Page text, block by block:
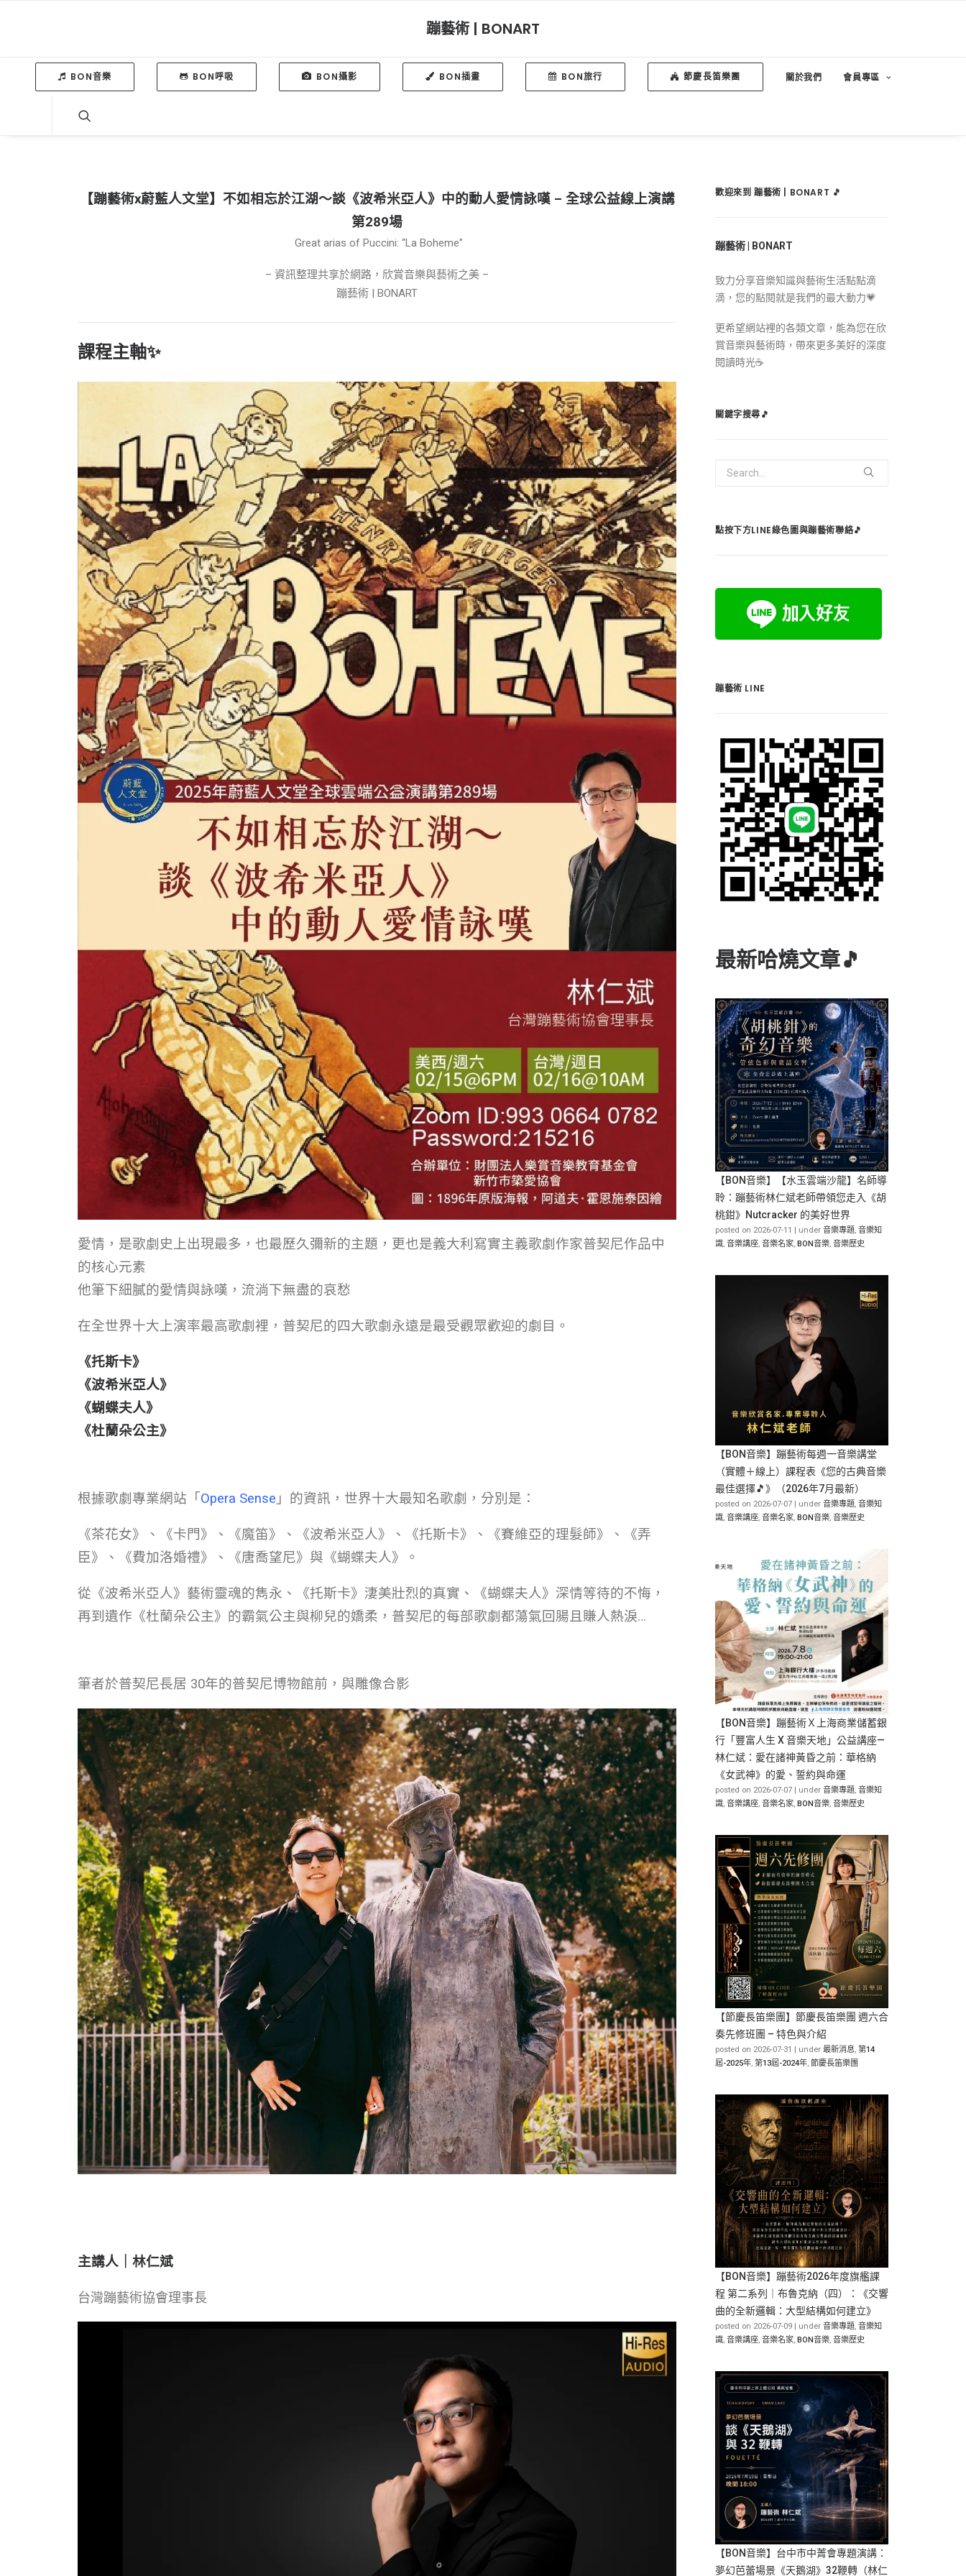
蹦藝術 | BONART
BON音樂 BON呼吸 BON攝影 BON插畫 BON旅行 節慶長笛樂團 關於我們 會員專區
【蹦藝術x蔚藍人文堂】不如相忘於江湖～談《波希米亞人》中的動人愛情詠嘆 – 全球公益線上演講
第289場
Great arias of Puccini: “La Boheme”
– 資訊整理共享於網路，欣賞音樂與藝術之美 –
蹦藝術 | BONART
課程主軸✨
愛情，是歌劇史上出現最多，也最歷久彌新的主題，更也是義大利寫實主義歌劇作家普契尼作品中
的核心元素
他筆下細膩的愛情與詠嘆，流淌下無盡的哀愁
在全世界十大上演率最高歌劇裡，普契尼的四大歌劇永遠是最受觀眾歡迎的劇目。
《托斯卡》
《波希米亞人》
《蝴蝶夫人》
《杜蘭朵公主》
根據歌劇專業網站「Opera Sense 」的資訊，世界十大最知名歌劇，分別是：
《茶花女》、《卡門》、《魔笛》、《波希米亞人》、《托斯卡》、《賽維亞的理髮師》、《弄
臣》、《費加洛婚禮》、《唐喬望尼》與《蝴蝶夫人》。
從《波希米亞人》藝術靈魂的雋永、《托斯卡》淒美壯烈的真實、《蝴蝶夫人》深情等待的不悔，
再到遺作《杜蘭朵公主》的霸氣公主與柳兒的嬌柔，普契尼的每部歌劇都蕩氣回腸且賺人熱淚…
筆者於普契尼長居 30年的普契尼博物館前，與雕像合影
主講人｜林仁斌
台灣蹦藝術協會理事長
歡迎來到 蹦藝術 | BONART 🎵
蹦藝術 | BONART
致力分享音樂知識與藝術生活點點滴
滴，您的點閱就是我們的最大動力💗
更希望網站裡的各類文章，能為您在欣
賞音樂與藝術時，帶來更多美好的深度
閱讀時光☕️
關鍵字搜尋🎵
點按下方LINE綠色圖與蹦藝術聯絡🎵
蹦藝術 LINE
最新哈燒文章🎵
【BON音樂】【水玉雲端沙龍】名師導
聆：蹦藝術林仁斌老師帶領您走入《胡
桃鉗》Nutcracker 的美好世界
posted on 2026-07-11 | under 音樂專題, 音樂知
識, 音樂講座, 音樂名家, BON音樂, 音樂歷史
【BON音樂】蹦藝術每週一音樂講堂
（實體＋線上）課程表《您的古典音樂
最佳選擇🎵》（2026年7月最新）
posted on 2026-07-07 under 音樂專題, 音樂知
識, 音樂講座, 音樂名家, BON音樂, 音樂歷史
【BON音樂】蹦藝術Ｘ上海商業儲蓄銀
行「豐富人生 X 音樂天地」公益講座—
林仁斌：愛在諸神黃昏之前：華格納
《女武神》的愛、誓約與命運
posted on 2026-07-07 | under 音樂專題, 音樂知
識, 音樂講座, 音樂名家, BON音樂, 音樂歷史
【節慶長笛樂團】節慶長笛樂團 週六合
奏先修班團 – 特色與介紹
posted on 2026-07-31 | under 最新消息, 第14
屆-2025年, 第13屆-2024年, 節慶長笛樂團
【BON音樂】蹦藝術2026年度旗艦課
程 第二系列｜布魯克納（四）：《交響
曲的全新邏輯：大型結構如何建立》
posted on 2026-07-09 | under 音樂專題, 音樂知
識, 音樂講座, 音樂名家, BON音樂, 音樂歷史
【BON音樂】台中市中菁會專題演講：
夢幻芭蕾場景《天鵝湖》32鞭轉（林仁